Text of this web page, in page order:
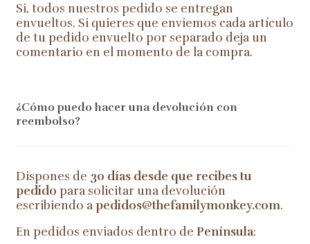
Si, todos nuestros pedido se entregan
envueltos. Si quieres que enviemos cada artículo
de tu pedido envuelto por separado deja un
comentario en el momento de la compra.
¿Cómo puedo hacer una devolución con
reembolso?
Dispones de 30 días desde que recibes tu
pedido para solicitar una devolución
escribiendo apedidos@thefamilymonkey.com.
En pedidos enviados dentro de Península: